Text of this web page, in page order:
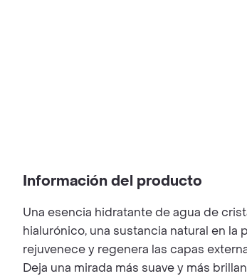
Información del producto
Una esencia hidratante de agua de
hialurónico, una sustancia natural en
rejuvenece y regenera las capas
Deja una mirada más suave y más